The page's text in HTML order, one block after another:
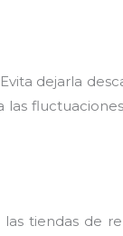
dejarla
las
tiendas de